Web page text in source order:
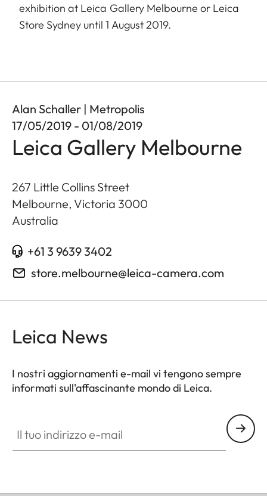
exhibition at Leica Gallery Melbourne or Leica
Store Sydney until 1 August 2019.
Alan Schaller | Metropolis
17/05/2019 - 01/08/2019
Leica Gallery Melbourne
267 Little Collins Street
Melbourne, Victoria 3000
Australia
+61 3 9639 3402
store.melbourne@leica-camera.com
Leica News
I nostri aggiornamenti e-mail vi tengono sempre
informati sull'affascinante mondo di Leica.